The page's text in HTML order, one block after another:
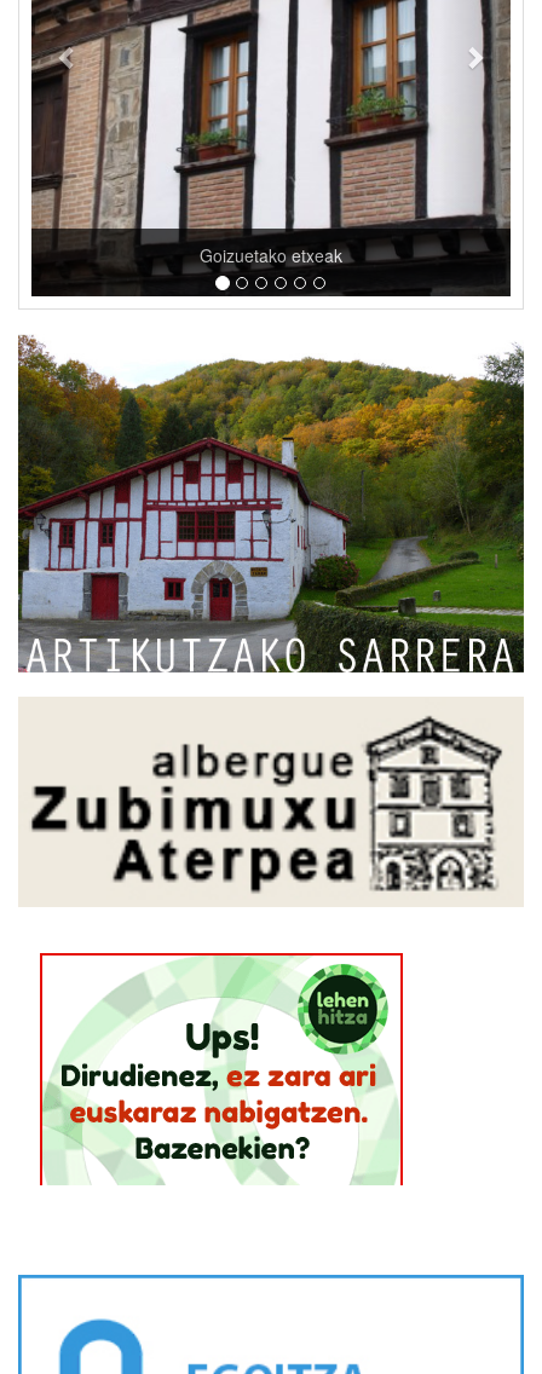
Artikutza Parke Naturala